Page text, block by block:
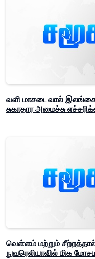
வளி மாசடைவால்
சுகாதார அமைச்சு
வெள்ளம் மற்றும்
நுவரெலியாவில் மிக